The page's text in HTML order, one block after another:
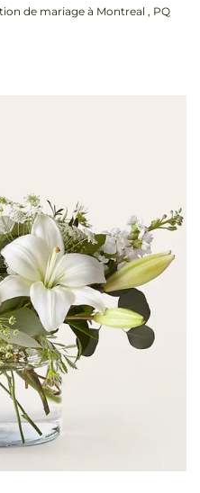
de mariage à Montreal , PQ